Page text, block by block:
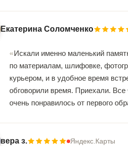
Екатерина Соломченко
Искали именно маленький
по материалам, шлифовке,
курьером, и в удобное время
обговорили время. Приехали.
очень понравилось от первого
вера з. Яндекс.Карты